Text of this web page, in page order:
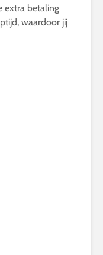
extra betaling
waardoor jij